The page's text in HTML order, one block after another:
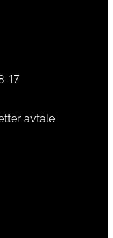
17
avtale